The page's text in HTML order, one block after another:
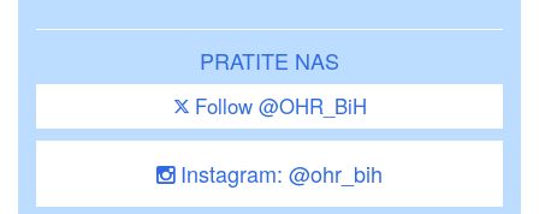
PRATITE NAS
Follow @OHR_BiH
Instagram: @ohr_bih